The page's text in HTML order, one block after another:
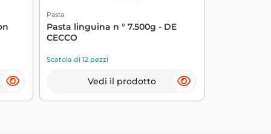
Pasta
Pasta linguina n ° 7.500g - DE
CECCO
Scatola di 12 pezzi
Vedi il prodotto